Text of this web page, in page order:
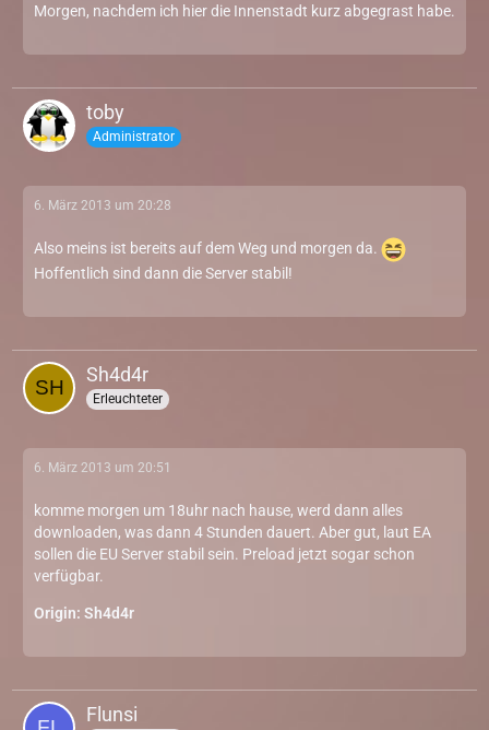
Morgen, nachdem ich hier die Innenstadt kurz abgegrast habe.
toby
Administrator
6. März 2013 um 20:28
Also meins ist bereits auf dem Weg und morgen da.
Hoffentlich sind dann die Server stabil!
Sh4d4r
Erleuchteter
6. März 2013 um 20:51
komme morgen um 18uhr nach hause, werd dann alles
downloaden, was dann 4 Stunden dauert. Aber gut, laut EA
sollen die EU Server stabil sein. Preload jetzt sogar schon
verfügbar.
Origin: Sh4d4r
Flunsi